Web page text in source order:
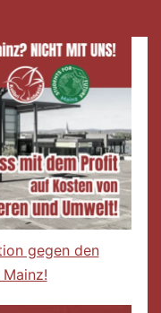
gegen den